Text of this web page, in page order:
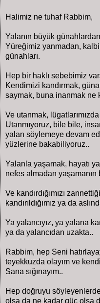
Halimiz ne tuhaf Rabbim,
Yalanın büyük
Yüreğimiz yanmadan,
günahları.
Hep bir haklı sebebimiz
Kendimizi kandırmak,
saymak, buna inanmak ne
Ve utanmak, lügatlarımızda
Utanmıyoruz, bile bile,
yalan söylemeye devam
yüzlerine bakabiliyoruz..
Yalanla yaşamak, hayatı
nefes almadan yaşamanın
Ve kandırdığımızı
kandırıldığımız ya da
Ya yalancıyız, ya yalana
ya da yalancıdan uzakta..
Rabbim, hep Seni
teyekkuzda olayım ve
Sana sığınayım..
Hep doğruyu
olsa da ne kadar güç olsa